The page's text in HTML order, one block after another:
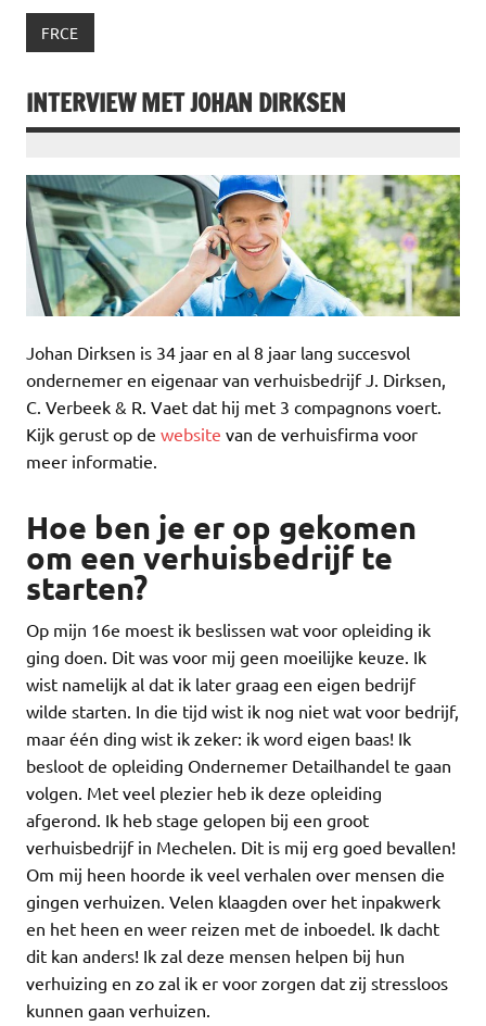
FRCE
INTERVIEW MET JOHAN DIRKSEN
Johan Dirksen is 34 jaar en al 8 jaar lang succesvol
ondernemer en eigenaar van verhuisbedrijf J. Dirksen,
C. Verbeek & R. Vaet dat hij met 3 compagnons voert.
Kijk gerust op de website van de verhuisfirma voor
meer informatie.
Hoe ben je er op gekomen
om een verhuisbedrijf te
starten?
Op mijn 16e moest ik beslissen wat voor opleiding ik
ging doen. Dit was voor mij geen moeilijke keuze. Ik
wist namelijk al dat ik later graag een eigen bedrijf
wilde starten. In die tijd wist ik nog niet wat voor bedrijf,
maar één ding wist ik zeker: ik word eigen baas! Ik
besloot de opleiding Ondernemer Detailhandel te gaan
volgen. Met veel plezier heb ik deze opleiding
afgerond. Ik heb stage gelopen bij een groot
verhuisbedrijf in Mechelen. Dit is mij erg goed bevallen!
Om mij heen hoorde ik veel verhalen over mensen die
gingen verhuizen. Velen klaagden over het inpakwerk
en het heen en weer reizen met de inboedel. Ik dacht
dit kan anders! Ik zal deze mensen helpen bij hun
verhuizing en zo zal ik er voor zorgen dat zij stressloos
kunnen gaan verhuizen.